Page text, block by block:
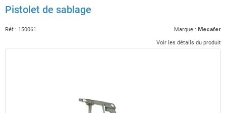
Pistolet de sablage
Réf : 150061 Marque : Mecafer
Voir les détails du produit